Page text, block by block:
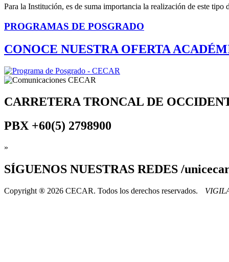
Para la Institución, es de suma importancia la realización de este
PROGRAMAS DE POSGRADO
CONOCE NUESTRA OFERTA
CARRETERA TRONCAL DE
PBX +60(5) 2798900
»
SÍGUENOS NUESTRAS REDES /
Copyright ® 2026 CECAR. Todos los derechos reservados.